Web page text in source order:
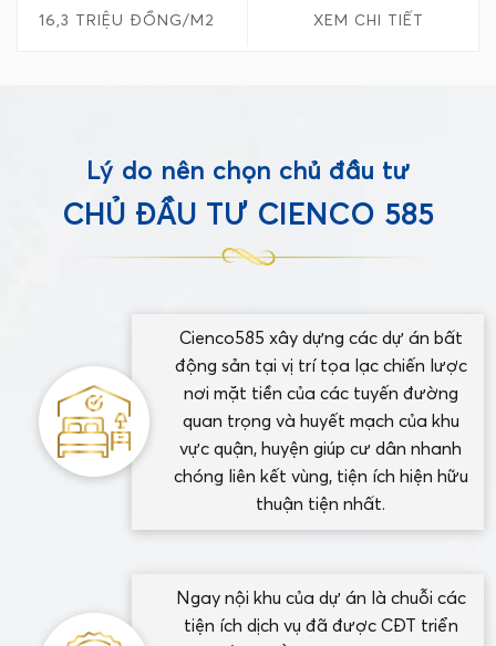
16,3 TRIỆU ĐỒNG/M2 XEM CHI TIẾT
Lý do nên chọn chủ đầu tư
CHỦ ĐẦU TƯ CIENCO 585
Cienco585 xây dựng các dự án bất
động sản tại vị trí tọa lạc chiến lược
nơi mặt tiền của các tuyến đường
quan trọng và huyết mạch của khu
vực quận, huyện giúp cư dân nhanh
chóng liên kết vùng, tiện ích hiện hữu
thuận tiện nhất.
Ngay nội khu của dự án là chuỗi các
tiện ích dịch vụ đã được CĐT triển